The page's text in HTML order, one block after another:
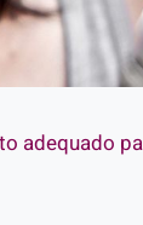
adequado